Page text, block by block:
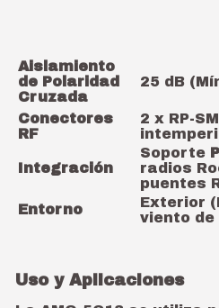
Aislamiento
de Polaridad
Cruzada
25 dB
Conectores
RF
2 x RP-
Integración
Soporte
radios
puentes
Entorno
Exterior
viento de
Uso y Aplicaciones